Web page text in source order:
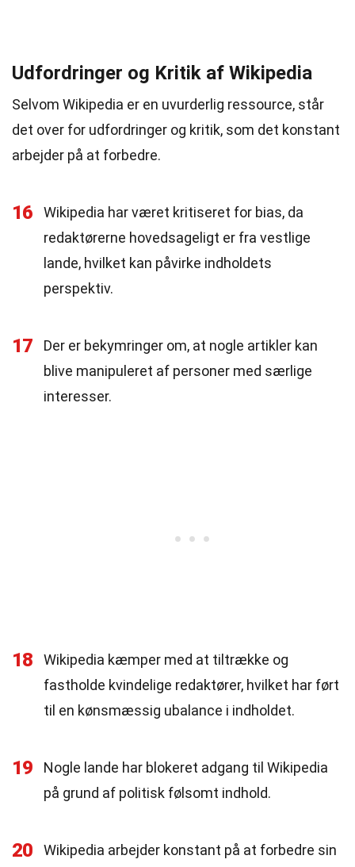
Udfordringer og Kritik af Wikipedia
Selvom Wikipedia er en uvurderlig ressource, står
det over for udfordringer og kritik, som det konstant
arbejder på at forbedre.
16
Wikipedia har været kritiseret for bias, da
redaktørerne hovedsageligt er fra vestlige
lande, hvilket kan påvirke indholdets
perspektiv.
17
Der er bekymringer om, at nogle artikler kan
blive manipuleret af personer med særlige
interesser.
18
Wikipedia kæmper med at tiltrække og
fastholde kvindelige redaktører, hvilket har ført
til en kønsmæssig ubalance i indholdet.
19
Nogle lande har blokeret adgang til Wikipedia
på grund af politisk følsomt indhold.
20 Wikipedia arbejder konstant på at forbedre sin